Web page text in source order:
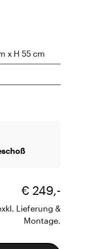
x H 55 cm
€ 249,-
Lieferung &
Montage.